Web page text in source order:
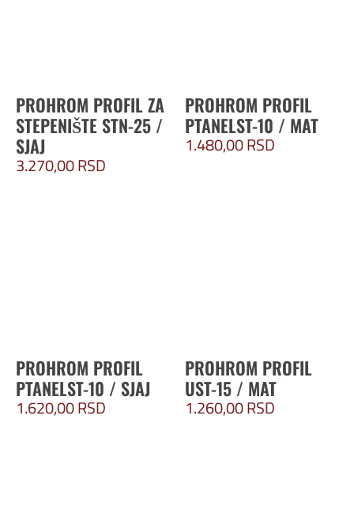
PROHROM PROFIL ZA
STEPENIŠTE STN-25 /
SJAJ
3.270,00RSD
PROHROM PROFIL
PTANELST-10 / MAT
1.480,00RSD
PROHROM PROFIL
PTANELST-10 / SJAJ
1.620,00RSD
PROHROM PROFIL
UST-15 / MAT
1.260,00RSD